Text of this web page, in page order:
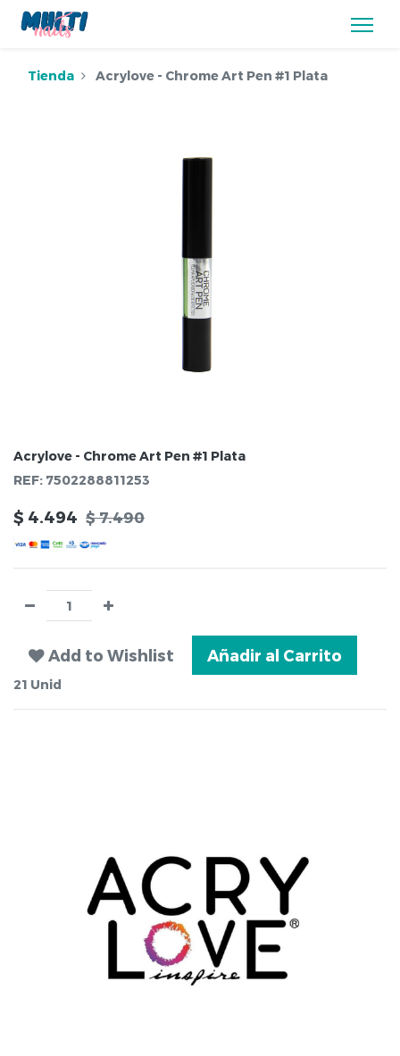
Tienda Acrylove - Chrome Art Pen #1 Plata
Acrylove - Chrome Art Pen #1 Plata
REF: 7502288811253
$ 4.494 $7.490
Add to Wishlist Añadir al Carrito
21 Unid